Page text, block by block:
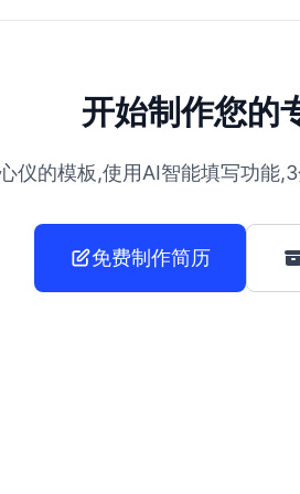
开始制作您的
仪的模板,使用AI智能填写功能
免费制作简历